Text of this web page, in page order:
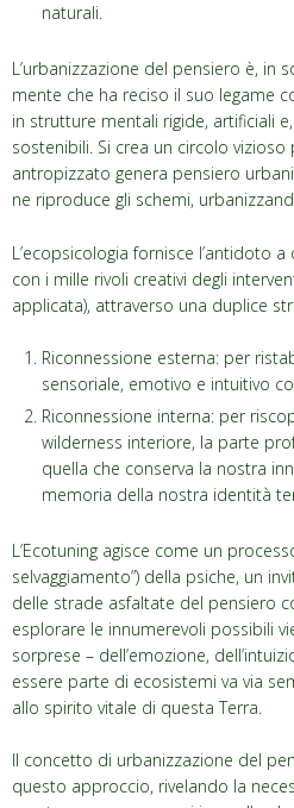
naturali.
L’urbanizzazione del pensiero è, in
mente che ha reciso il suo legame
in strutture mentali rigide, artificiali
sostenibili. Si crea un circolo vizioso
antropizzato genera pensiero
ne riproduce gli schemi,
L’ecopsicologia fornisce l’antidoto
con i mille rivoli creativi degli
applicata), attraverso una duplice
Riconnessione esterna: per
sensoriale, emotivo e intuitivo
Riconnessione interna: per
wilderness interiore, la parte
quella che conserva la nostra
memoria della nostra identità
L’Ecotuning agisce come un
selvaggiamento”) della psiche, un
delle strade asfaltate del pensiero
esplorare le innumerevoli possibili
sorprese – dell’emozione,
essere parte di ecosistemi va via
allo spirito vitale di questa Terra.
Il concetto di urbanizzazione del
questo approccio, rivelando la